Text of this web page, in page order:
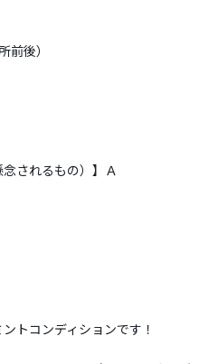
前後）
念されるもの）】Ａ
トコンディションです！